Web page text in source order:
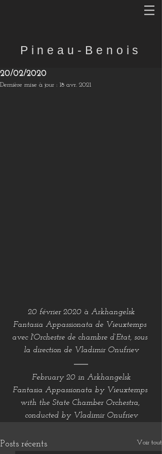
Pineau-Benois
20/02/2020
Dernière mise à jour : 18 avr. 2021
20 février 2020 à Arkhangelsk
Fantasia Appassionata de Vieuxtemps
avec l'Orchestre de chambre d’Etat, sous
la direction de Vladimir Onufriev
February 20 in Arkhangelsk
Fantasia Appassionata by Vieuxtemps
with the State Chamber Orchestra,
conducted by Vladimir Onufriev
Posts récents Voir tout